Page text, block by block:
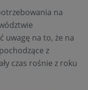
na
uwagę na to, że na
z
czas rośnie z roku